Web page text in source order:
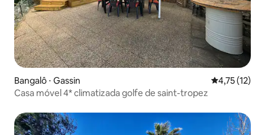
Bangalô ⋅ Gassin 4,75 de uma
4,75 (12)
Casa móvel 4* climatizada golfe de saint-tropez